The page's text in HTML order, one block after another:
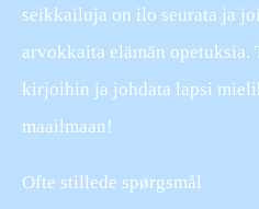
seikkailuja on ilo seurata ja
arvokkaita elämän opetuksia.
kirjoihin ja johdata lapsi
maailmaan!
Ofte stillede spørgsmål